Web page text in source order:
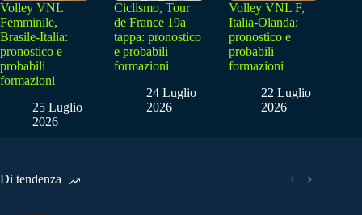
Volley VNL
Femminile,
Brasile-Italia:
pronostico e
probabili
formazioni
25 Luglio
2026
Ciclismo, Tour
de France 19a
tappa: pronostico
e probabili
formazioni
24 Luglio
2026
Volley VNL F,
Italia-Olanda:
pronostico e
probabili
formazioni
22 Luglio
2026
Di tendenza